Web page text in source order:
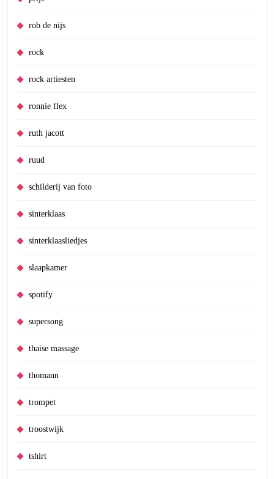
rob de nijs
rock
rock artiesten
ronnie flex
ruth jacott
ruud
schilderij van foto
sinterklaas
sinterklaasliedjes
slaapkamer
spotify
supersong
thaise massage
thomann
trompet
troostwijk
tshirt